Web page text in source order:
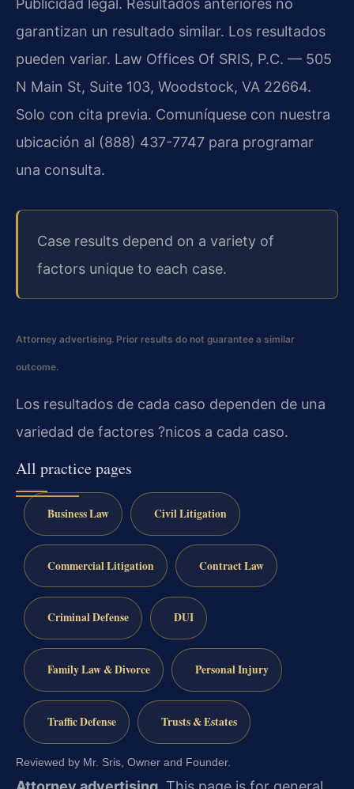
Publicidad legal. Resultados anteriores no
garantizan un resultado similar. Los resultados
pueden variar. Law Offices Of SRIS, P.C. — 505
N Main St, Suite 103, Woodstock, VA 22664.
Solo con cita previa. Comuníquese con nuestra
ubicación al (888) 437-7747 para programar
una consulta.
Case results depend on a variety of
factors unique to each case.
Attorney advertising. Prior results do not guarantee a similar
outcome.
Los resultados de cada caso dependen de una
variedad de factores ?nicos a cada caso.
All practice pages
Business Law Civil Litigation
Commercial Litigation Contract Law
Criminal Defense DUI
Family Law & Divorce Personal Injury
Traffic Defense Trusts & Estates
Reviewed by Mr. Sris, Owner and Founder.